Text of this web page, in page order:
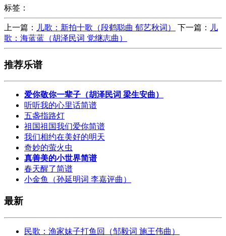
标签：
上一篇： 儿歌：新拍十歌（段鹤聪曲 郁艺秋词） 下一篇：
儿
歌：海蓝蓝（胡泽民词 党继志曲）
推荐乐谱
爱你敬你一辈子（胡泽民词 梁生安曲）
听听我的心里话简谱
五盏指路灯
祖国祖国我们爱你简谱
我们相约在美好的明天
奇妙的萤火虫
真善美的小世界简谱
春天醒了简谱
小金鱼（孙延明词 李嘉评曲）
最新
民歌：渔家妹子打鱼回（邹毅词 施王伟曲）